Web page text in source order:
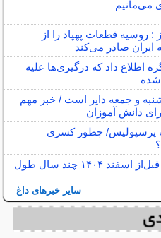
می‌مانیم
: روسیه قطعات پهپاد را از
ایران صادر می‌کند
اطلاع داد که درگیری‌ها علیه
شده
و جمعه دایر است / خبر مهم
دانش آموزان
پرسپولیس/ چطور کسری
بازگشت شهرها به قبل‌از اسفند ۱۴۰۴ چند سال طول
سایر خبرهای داغ